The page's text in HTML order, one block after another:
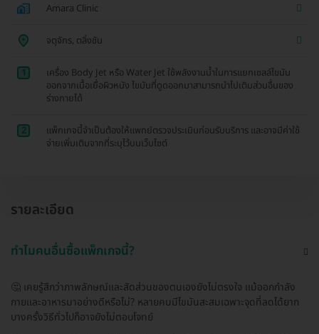
Amara Clinic
จตุจักร, ตลิ่งชัน
1
เครื่อง Body Jet หรือ Water Jet ใช้พลังงานน้ำในการแยกเซลล์ไขมัน
ออกจากเนื้อเยื่อผิวหนัง ไขมันที่ดูดออกมาสามารถนำไปเติมส่วนอื่นของ
ร่างกายได้
2
แพ็กเกจนี้จำเป็นต้องให้แพทย์ตรวจประเมินก่อนรับบริการ และอาจมีค่าใช้
จ่ายเพิ่มเติมจากที่ระบุไว้บนเว็บไซต์
รายละเอียด
ทำไมคนอื่นซื้อแพ็กเกจนี้?
🤔 เคยรู้สึกว่าภาพลักษณ์และสัดส่วนของตนเองยังไม่ตรงใจ แม้ออกกำลัง
กายและอาหารมาอย่างดีหรือไม่? หลายคนมีไขมันสะสมเฉพาะจุดที่ลดได้ยาก
บางครั้งวิธีทั่วไปก็อาจยังไม่ตอบโจทย์